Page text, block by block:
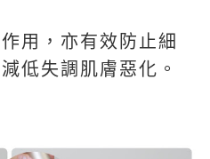
用，亦有效防止細
低失調肌膚惡化。